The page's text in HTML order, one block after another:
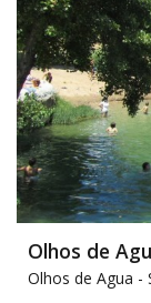
Olhos de
Olhos de Agua -